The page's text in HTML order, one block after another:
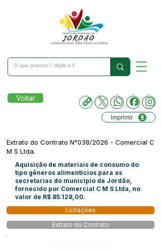
Voltar
Imprimir
Extrato do Contrato N°038/2026 - Comercial C
M S Ltda.
Aquisição de materiais de consumo do
tipo gêneros alimentícios para as
secretarias do município de Jordão,
fornecido por Comercial C M S Ltda, no
valor de R$ 85.128,00.
Licitações
Extrato do Contrato